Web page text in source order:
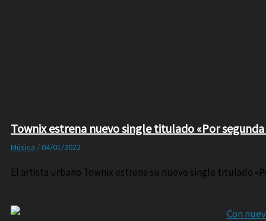
Townix estrena nuevo single titulado «Por segunda
Música / 04/01/2022
El artista urbano Townix estrena su nuevo single titulado